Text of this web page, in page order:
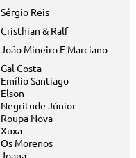
Sérgio Reis
Cristhian & Ralf
João Mineiro E Marciano
Gal Costa
Emílio Santiago
Elson
Negritude Júnior
Roupa Nova
Xuxa
Os Morenos
Joana